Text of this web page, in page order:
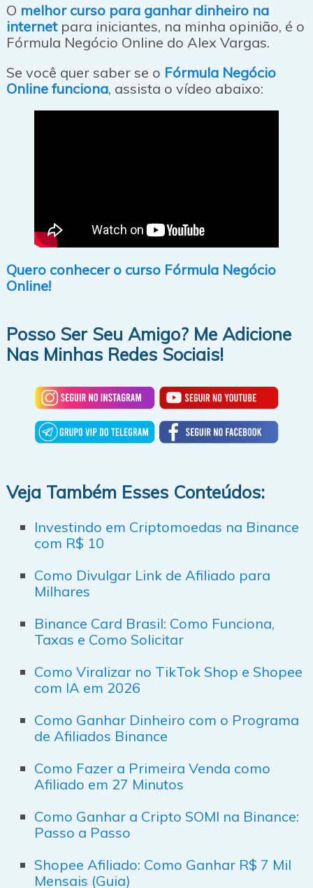
O melhor curso para ganhar dinheiro na
internetpara iniciantes, na minha opinião, é o
Fórmula Negócio Online do Alex Vargas.
Se você quer saber se o Fórmula Negócio
Online funciona, assista o vídeo abaixo:
Quero conhecer o curso Fórmula Negócio
Online!
Posso Ser Seu Amigo? Me Adicione
Nas Minhas Redes Sociais!
Veja Também Esses Conteúdos:
Investindo em Criptomoedas na Binance
com R$ 10
Como Divulgar Link de Afiliado para
Milhares
Binance Card Brasil: Como Funciona,
Taxas e Como Solicitar
Como Viralizar no TikTok Shop e Shopee
com IA em 2026
Como Ganhar Dinheiro com o Programa
de Afiliados Binance
Como Fazer a Primeira Venda como
Afiliado em 27 Minutos
Como Ganhar a Cripto SOMI na Binance:
Passo a Passo
Shopee Afiliado: Como Ganhar R$ 7 Mil
Mensais (Guia)